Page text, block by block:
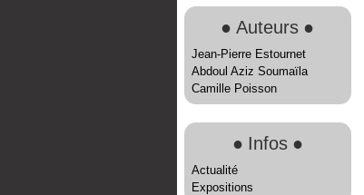
● Auteurs ●
Jean-Pierre Estournet
Abdoul Aziz Soumaïla
Camille Poisson
● Infos ●
Actualité
Expositions